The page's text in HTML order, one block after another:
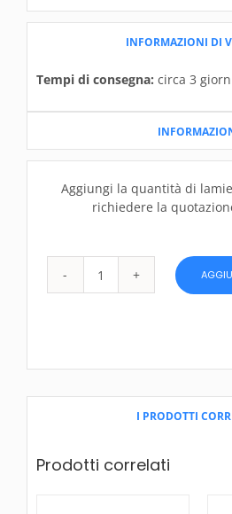
INFORMAZIONI DI
Tempi di consegna: circa 3
Aggiungi la quantità di
richiedere la
Lamiera
x
P275NH
I PRODOTTI
Prodotti correlati